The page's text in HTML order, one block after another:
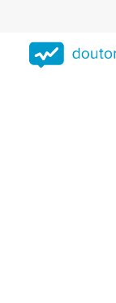
conteúdo
principal